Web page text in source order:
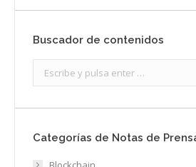
Buscador de contenidos
Categorías de Notas de